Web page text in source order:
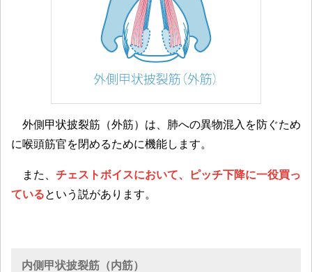
外側甲状披裂筋（外筋）は、肺への異物混入を防ぐため
に喉頭筋官を閉めるために機能します。
また、 チェストボイスにおいて、ピッチ下降に一役買っ
ているという説があります。
内側甲状披裂筋（内筋）